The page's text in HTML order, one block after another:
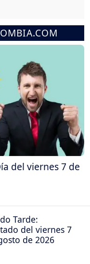
del viernes 7 de
Tarde:
del viernes 7
de 2026